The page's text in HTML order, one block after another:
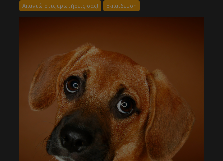
Απαντώ στις ερωτήσεις σας! Εκπαιδευση